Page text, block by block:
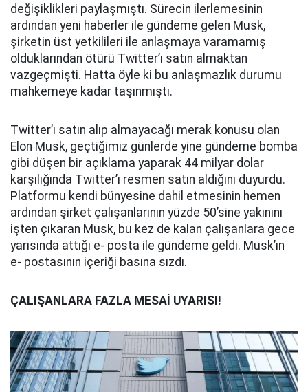
değişiklikleri paylaşmıştı. Sürecin ilerlemesinin
ardından yeni haberler ile gündeme gelen Musk,
şirketin üst yetkilileri ile anlaşmaya varamamış
olduklarından ötürü Twitter’ı satın almaktan
vazgeçmişti. Hatta öyle ki bu anlaşmazlık durumu
mahkemeye kadar taşınmıştı.
Twitter’ı satın alıp almayacağı merak konusu olan
Elon Musk, geçtiğimiz günlerde yine gündeme bomba
gibi düşen bir açıklama yaparak 44 milyar dolar
karşılığında Twitter’ı resmen satın aldığını duyurdu.
Platformu kendi bünyesine dahil etmesinin hemen
ardından şirket çalışanlarının yüzde 50’sine yakınını
işten çıkaran Musk, bu kez de kalan çalışanlara gece
yarısında attığı e- posta ile gündeme geldi. Musk’ın
e- postasının içeriği basına sızdı.
ÇALIŞANLARA FAZLA MESAİ UYARISI!